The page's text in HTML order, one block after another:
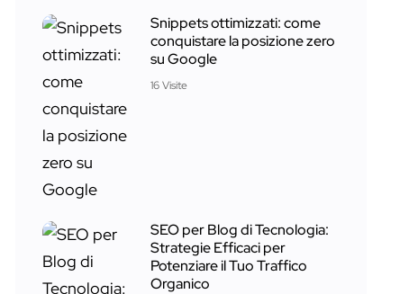
Snippets ottimizzati: come
conquistare la posizione zero
su Google
16 Visite
SEO per Blog di Tecnologia:
Strategie Efficaci per
Potenziare il Tuo Traffico
Organico